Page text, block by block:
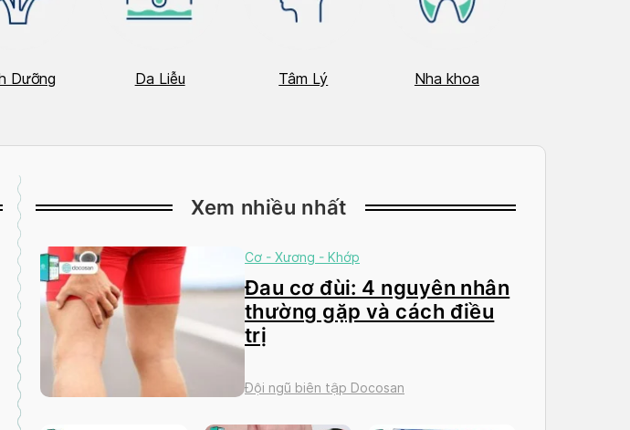
Dưỡng Da Liễu Tâm Lý Nha khoa
Xem nhiều nhất
Cơ - Xương - Khớp
Đau cơ đùi: 4 nguyên nhân
thường gặp và cách điều
trị
Đội ngũ biên tập Docosan